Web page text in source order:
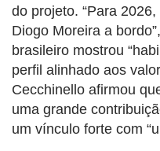
do projeto. “Para
Diogo Moreira a
brasileiro mostrou
perfil alinhado aos
Cecchinello afirmou
uma grande
um vínculo forte com